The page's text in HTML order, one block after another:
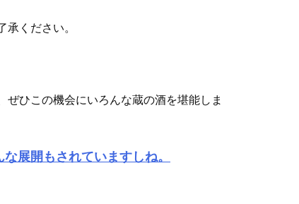
ください。
ひこの機会にいろんな蔵の酒を堪能しま
展開もされていますしね。